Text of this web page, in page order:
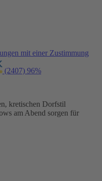
mit einer Zustimmung
(2407) 96%
kretischen Dorfstil
am Abend sorgen für